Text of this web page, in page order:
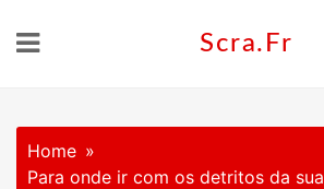
Scra.fr
Home
Para onde ir com os detritos da sua